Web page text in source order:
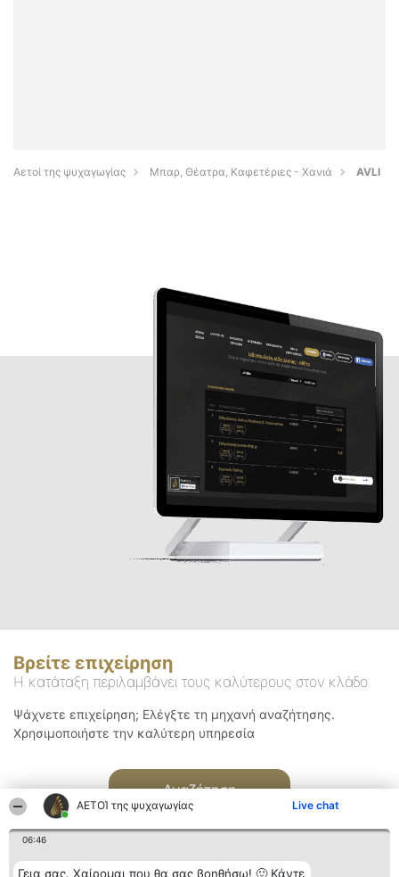
ΑΕΤΟΊ της ψυχαγωγίας Live chat
06:46
Γεια σας. Χαίρομαι που θα σας βοηθήσω! 🙂 Κάντε
Αετοί της ψυχαγωγίας Μπαρ, Θέατρα, Καφετέριες - Χανιά AVLI
Βρείτε επιχείρηση
Η κατάταξη περιλαμβάνει τους καλύτερους στον κλάδο
Ψάχνετε επιχείρηση; Ελέγξτε τη μηχανή αναζήτησης.
Χρησιμοποιήστε την καλύτερη υπηρεσία
Αναζήτηση